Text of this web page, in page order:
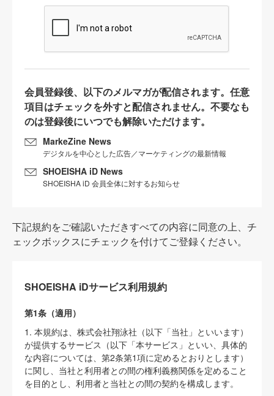
会員登録後、以下のメルマガが配信されます。任意
項目はチェックを外すと配信されません。不要なも
のは登録後にいつでも解除いただけます。
MarkeZine News
デジタルを中心とした広告／マーケティングの最新情報
SHOEISHA iD News
SHOEISHA iD 会員全体に対するお知らせ
下記規約をご確認いただきすべての内容に同意の上、チ
ェックボックスにチェックを付けてご登録ください。
SHOEISHA iDサービス利用規約
第1条（適用）
1. 本規約は、株式会社翔泳社（以下「当社」といいます）
が提供するサービス（以下「本サービス」といい、具体的
な内容については、第2条第1項に定めるとおりとします）
に関し、当社と利用者との間の権利義務関係を定めること
を目的とし、利用者と当社との間の契約を構成します。